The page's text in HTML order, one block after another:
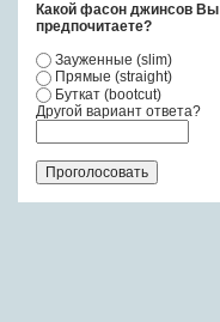
Какой фасон джинсов Вы
предпочитаете?
Зауженные (slim)
Прямые (straight)
Буткат (bootcut)
Другой вариант ответа?